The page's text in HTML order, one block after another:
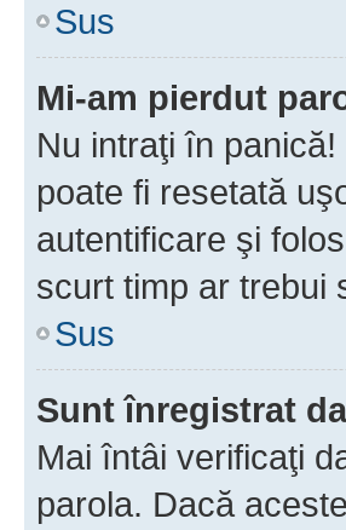
Sus
Mi-am pierdut
Nu intraţi în
poate fi resetată
autentificare şi
scurt timp ar trebui
Sus
Sunt înregistrat
Mai întâi verificaţi
parola. Dacă